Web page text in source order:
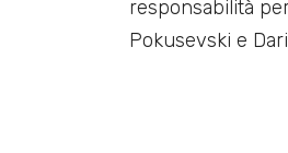
responsabilità
Pokusevski e